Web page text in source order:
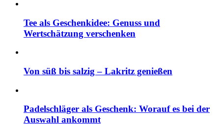
Tee als Geschenkidee: Genuss und
Wertschätzung verschenken
Von süß bis salzig – Lakritz genießen
Padelschläger als Geschenk: Worauf es bei der
Auswahl ankommt